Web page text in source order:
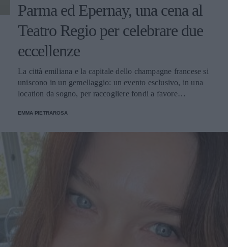
Parma ed Epernay, una cena al
Teatro Regio per celebrare due
eccellenze
La città emiliana e la capitale dello champagne francese si
uniscono in un gemellaggio: un evento esclusivo, in una
location da sogno, per raccogliere fondi a favore
EMMA PIETRAROSA